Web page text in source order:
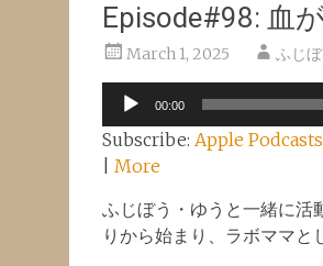
Episode#98: 血
March 1, 2025 ふじ
Audio
Player
00:00
Subscribe: Apple Podcasts
More
ふじぼう・ゆうと一緒に活
りから始まり、ラボママと